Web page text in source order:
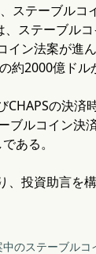
ステーブル
ステーブル
イン法案が進
約2000億ドル
CHAPSの決
ブルコイン決
ある。
投資助言を
のステーブル